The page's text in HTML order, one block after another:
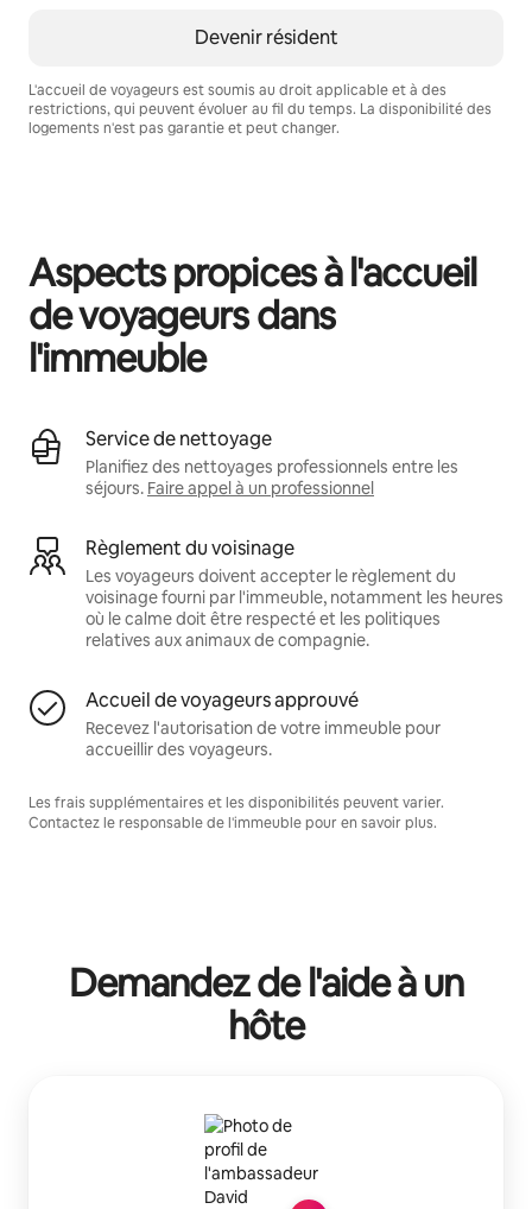
Devenir résident
L'accueil de voyageurs est soumis au droit applicable et à des
restrictions, qui peuvent évoluer au fil du temps. La disponibilité des
logements n'est pas garantie et peut changer.
Aspects propices à l'accueil
de voyageurs dans
l'immeuble
Service de nettoyage
Planifiez des nettoyages professionnels entre les
séjours. Faire appel à un professionnel
Règlement du voisinage
Les voyageurs doivent accepter le règlement du
voisinage fourni par l'immeuble, notamment les heures
où le calme doit être respecté et les politiques
relatives aux animaux de compagnie.
Accueil de voyageurs approuvé
Recevez l'autorisation de votre immeuble pour
accueillir des voyageurs.
Les frais supplémentaires et les disponibilités peuvent varier.
Contactez le responsable de l'immeuble pour en savoir plus.
Demandez de l'aide à un
hôte